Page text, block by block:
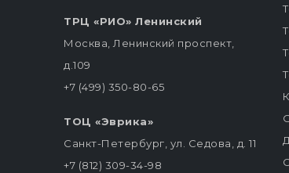
ТРЦ «РИО» Ленинский
Москва, Ленинский проспект,
д.109
+7 (499) 350-80-65
ТОЦ «Эврика»
Санкт-Петербург, ул. Седова, д. 11
+7 (812) 309-34-98